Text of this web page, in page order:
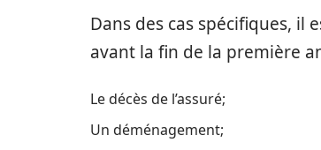
Dans des cas spécifiques, il
avant la fin de la première
Le décès de l’assuré;
Un déménagement;